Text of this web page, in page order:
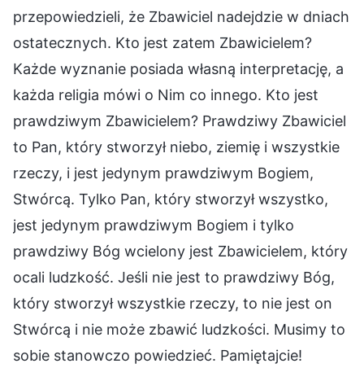
przepowiedzieli, że Zbawiciel nadejdzie w dniach
ostatecznych. Kto jest zatem Zbawicielem?
Każde wyznanie posiada własną interpretację, a
każda religia mówi o Nim co innego. Kto jest
prawdziwym Zbawicielem? Prawdziwy Zbawiciel
to Pan, który stworzył niebo, ziemię i wszystkie
rzeczy, i jest jedynym prawdziwym Bogiem,
Stwórcą. Tylko Pan, który stworzył wszystko,
jest jedynym prawdziwym Bogiem i tylko
prawdziwy Bóg wcielony jest Zbawicielem, który
ocali ludzkość. Jeśli nie jest to prawdziwy Bóg,
który stworzył wszystkie rzeczy, to nie jest on
Stwórcą i nie może zbawić ludzkości. Musimy to
sobie stanowczo powiedzieć. Pamiętajcie!